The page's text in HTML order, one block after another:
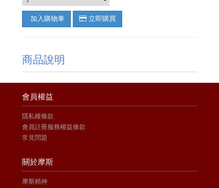
加入購物車 立即購買
商品說明
會員權益
隱私權條款
會員註冊服務權益條款
常見問題
關於摩斯
摩斯精神